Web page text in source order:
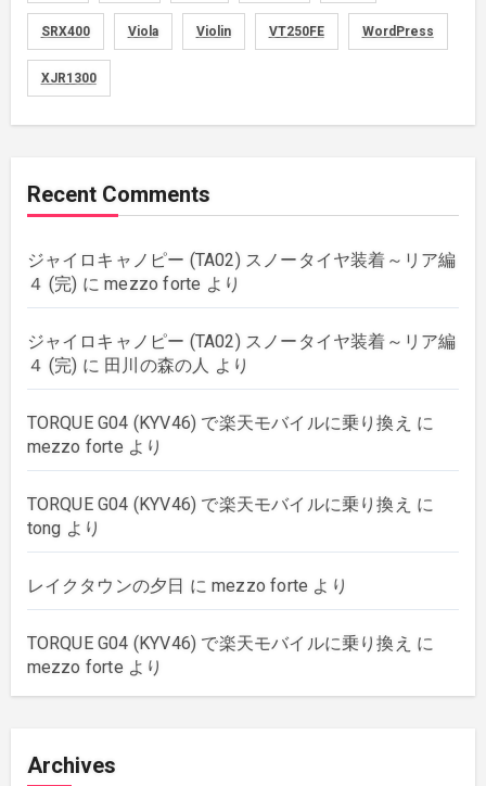
motorcycle (149)
movies
plants
rebuilding (6)
wordpress
SRX400 Viola Violin VT250FE WordPress
XJR1300
Recent Comments
ジャイロキャノピー (TA02) スノータイヤ装着～リア編
４ (完) にmezzo forte より
ジャイロキャノピー (TA02) スノータイヤ装着～リア編
４ (完) に 田川の森の人 より
TORQUE G04 (KYV46) で楽天モバイルに乗り換え に
mezzo forteより
TORQUE G04 (KYV46) で楽天モバイルに乗り換え に
tong より
レイクタウンの夕日 にmezzo forte より
TORQUE G04 (KYV46) で楽天モバイルに乗り換え に
mezzo forteより
Archives